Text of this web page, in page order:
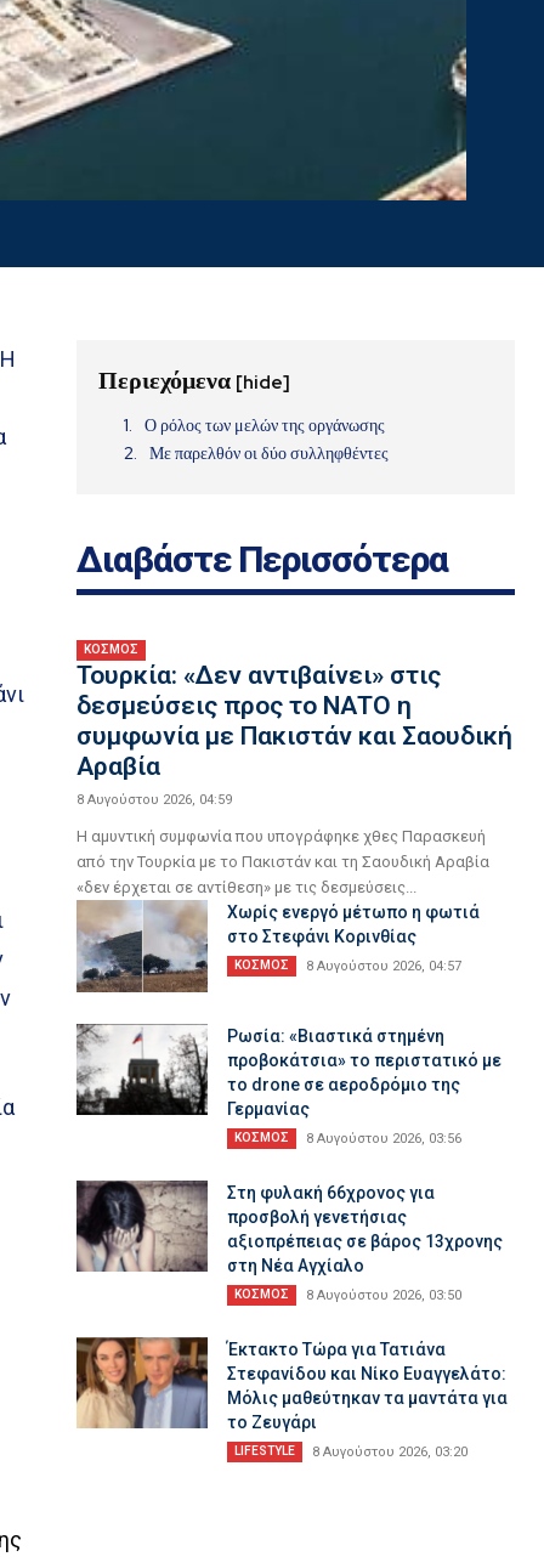
Περιεχόμενα [hide]
Ο ρόλος των μελών της οργάνωσης
Με παρελθόν οι δύο συλληφθέντες
Διαβάστε Περισσότερα
ΚΟΣΜΟΣ
Τουρκία: «Δεν αντιβαίνει» στις
δεσμεύσεις προς το ΝΑΤΟ η
συμφωνία με Πακιστάν και Σαουδική
Αραβία
8 Αυγούστου 2026, 04:59
Η αμυντική συμφωνία που υπογράφηκε χθες Παρασκευή
από την Τουρκία με το Πακιστάν και τη Σαουδική Αραβία
«δεν έρχεται σε αντίθεση» με τις δεσμεύσεις...
Χωρίς ενεργό μέτωπο η φωτιά
στο Στεφάνι Κορινθίας
ΚΟΣΜΟΣ 8 Αυγούστου 2026, 04:57
Ρωσία: «Βιαστικά στημένη
προβοκάτσια» το περιστατικό με
το drone σε αεροδρόμιο της
Γερμανίας
ΚΟΣΜΟΣ 8 Αυγούστου 2026, 03:56
Στη φυλακή 66χρονος για
προσβολή γενετήσιας
αξιοπρέπειας σε βάρος 13χρονης
στη Νέα Αγχίαλο
ΚΟΣΜΟΣ 8 Αυγούστου 2026, 03:50
Έκτακτο Τώρα για Τατιάνα
Στεφανίδου και Νίκο Ευαγγελάτο:
Μόλις μαθεύτηκαν τα μαντάτα για
το Ζευγάρι
LIFESTYLE 8 Αυγούστου 2026, 03:20